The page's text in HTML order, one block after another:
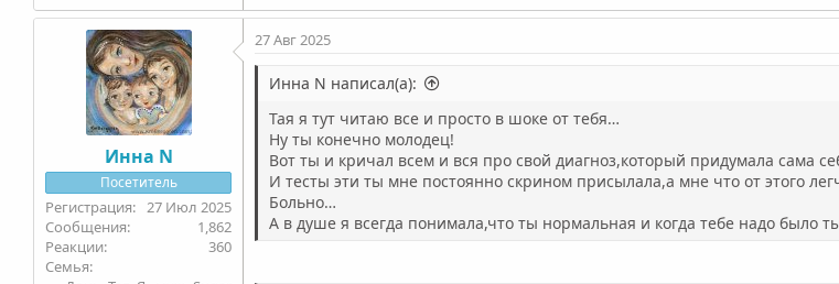
Инна N
Посетитель
27 Июл 2025
1,862
360
Семья
27 Авг 2025
Инна N написал(а):
Тая я тут читаю все и просто в шоке от тебя…
Ну ты конечно молодец!
Вот ты и кричал всем и вся про свой диагноз,который придумала сама
И тесты эти ты мне постоянно скрином присылала,а мне что от этого
Больно…
А в душе я всегда понимала,что ты нормальная и когда тебе надо было